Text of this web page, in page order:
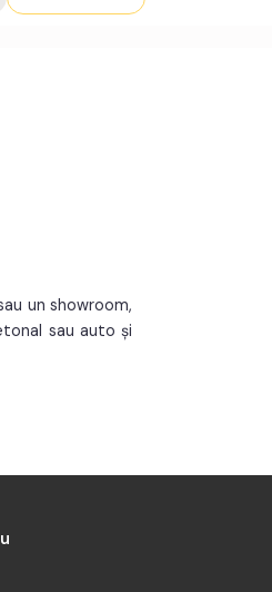
un showroom,
sau auto și
și caracteristici